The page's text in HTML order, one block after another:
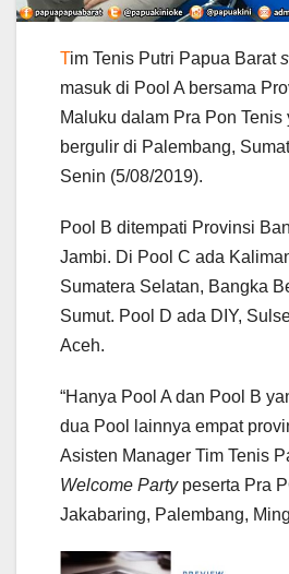
Tim Tenis Putri Papua Barat
masuk di Pool A bersama
Maluku dalam Pra Pon
bergulir di Palembang,
Senin (5/08/2019).
Pool B ditempati Provinsi
Jambi. Di Pool C ada
Sumatera Selatan, Bangka
Sumut. Pool D ada DIY,
Aceh.
“Hanya Pool A dan Pool B
dua Pool lainnya empat
Asisten Manager Tim Tenis
Welcome Partypeserta Pra
Jakabaring, Palembang,